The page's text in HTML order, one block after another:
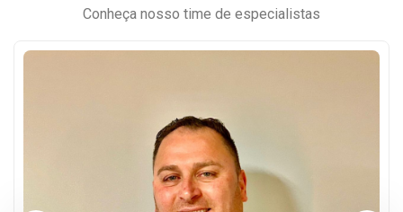
Conheça nosso time de especialistas